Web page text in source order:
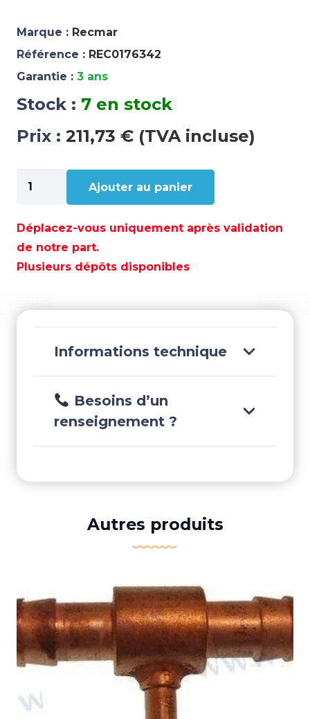
Marque : Recmar
Référence : REC0176342
Garantie : 3 ans
Stock : 7 en stock
Prix : 211,73 € (TVA incluse)
quantité
de
ÉLECTRIQUE
28'
-
Ajouter au panier
Déplacez-vous uniquement après validation
de notre part.
Plusieurs dépôts disponibles
Informations technique
Besoins d’un
renseignement ?
Autres produits